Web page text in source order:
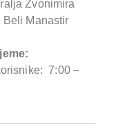
Zvonimira
Beli Manastir
7:00 –